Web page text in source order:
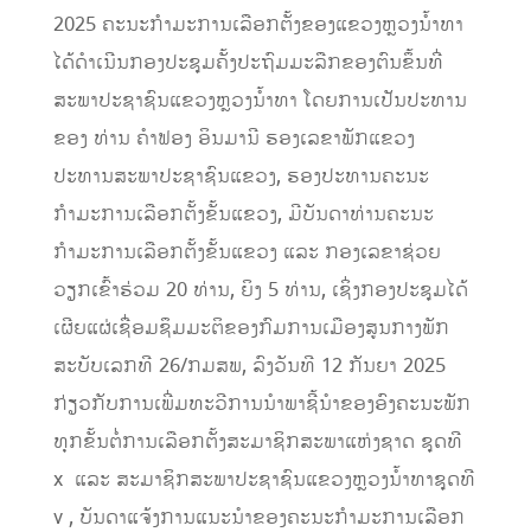
2025 ຄະນະກຳມະການເລືອກຕັ້ງຂອງແຂວງຫຼວງນໍ້າທາ
ໄດ້ດຳເນີນກອງປະຊຸມຄັ້ງປະຖົມມະລືກຂອງຕົນຂຶ້ນທີ່
ສະພາປະຊາຊົນແຂວງຫຼວງນ້ຳທາ ໂດຍການເປັນປະທານ
ຂອງ ທ່ານ ຄຳຟອງ ອິນມານີ ຮອງເລຂາພັກແຂວງ
ປະທານສະພາປະຊາຊົນແຂວງ, ຮອງປະທານຄະນະ
ກຳມະການເລືອກຕັ້ງຂັ້ນແຂວງ, ມີບັນດາທ່ານຄະນະ
ກຳມະການເລືອກຕັ້ງຂັ້ນແຂວງ ແລະ ກອງເລຂາຊ່ວຍ
ວຽກເຂົ້າຮ່ວມ 20 ທ່ານ, ຍິງ 5 ທ່ານ, ເຊິ່ງກອງປະຊຸມໄດ້
ເຜີຍແຜ່ເຊື່ອມຊຶມມະຕິຂອງກົມການເມືອງສູນກາງພັກ
ສະບັບເລກທີ 26/ກມສພ, ລົງວັນທີ 12 ກັນຍາ 2025
ກ່ຽວກັບການເພີ່ມທະວີການນໍາພາຊີ້ນຳຂອງອົງຄະນະພັກ
ທຸກຂັ້ນຕໍ່ການເລືອກຕັ້ງສະມາຊິກສະພາແຫ່ງຊາດ ຊຸດທີ
x ແລະ ສະມາຊິກສະພາປະຊາຊົນແຂວງຫຼວງນໍ້າທາຊຸດທີ
v , ບັນດາແຈ້ງການແນະນຳຂອງຄະນະກຳມະການເລືອກ